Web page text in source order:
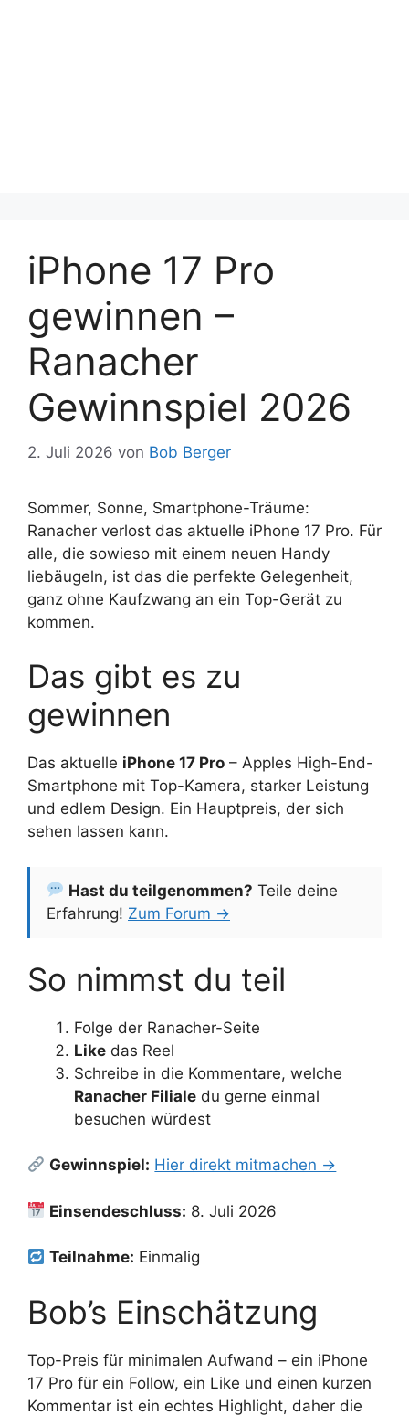
iPhone 17 Pro
gewinnen –
Ranacher
Gewinnspiel 2026
2. Juli 2026 von Bob Berger
Sommer, Sonne, Smartphone-Träume:
Ranacher verlost das aktuelle iPhone 17 Pro. Für
alle, die sowieso mit einem neuen Handy
liebäugeln, ist das die perfekte Gelegenheit,
ganz ohne Kaufzwang an ein Top-Gerät zu
kommen.
Das gibt es zu
gewinnen
Das aktuelle iPhone 17 Pro – Apples High-End-
Smartphone mit Top-Kamera, starker Leistung
und edlem Design. Ein Hauptpreis, der sich
sehen lassen kann.
Hast du teilgenommen? Teile deine
Erfahrung! Zum Forum →
So nimmst du teil
Folge der Ranacher-Seite
Like das Reel
Schreibe in die Kommentare, welche
Ranacher Filiale du gerne einmal
besuchen würdest
Gewinnspiel: Hier direkt mitmachen →
Einsendeschluss: 8. Juli 2026
Teilnahme: Einmalig
Bob’s Einschätzung
Top-Preis für minimalen Aufwand – ein iPhone
17 Pro für ein Follow, ein Like und einen kurzen
Kommentar ist ein echtes Highlight, daher die